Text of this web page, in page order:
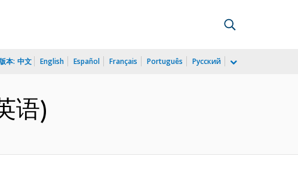
本: 中文 English Español Français Português Русский
语)